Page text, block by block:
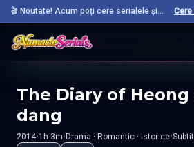
🎬 Noutate! Acum poți cere serialele și
filmele preferate care nu sunt încă pe site.
Acasă Filme Coreene The Diary Of
The Diary of Heong
dang
2014•1h 3m• Drama · Romantic · Istorice•